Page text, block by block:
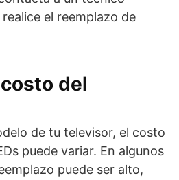
el reemplazo de
del
de tu televisor, el costo
puede variar. En algunos
puede ser alto,